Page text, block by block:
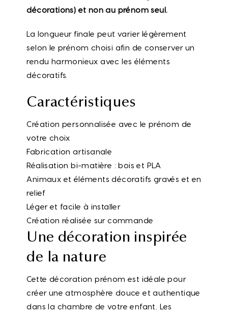
décorations) et non au prénom seul.
La longueur finale peut varier légèrement
selon le prénom choisi afin de conserver un
rendu harmonieux avec les éléments
décoratifs.
Caractéristiques
Création personnalisée avec le prénom de
votre choix
Fabrication artisanale
Réalisation bi-matière : bois et PLA
Animaux et éléments décoratifs gravés et en
relief
Léger et facile à installer
Création réalisée sur commande
Une décoration inspirée
de la nature
Cette décoration prénom est idéale pour
créer une atmosphère douce et authentique
dans la chambre de votre enfant. Les